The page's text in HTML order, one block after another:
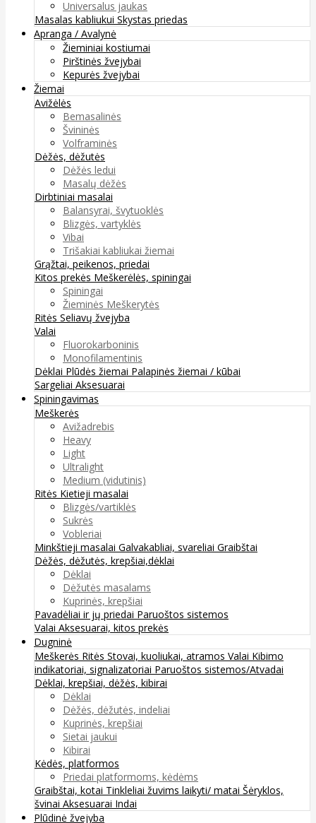
Universalus jaukas
Masalas kabliukui Skystas priedas
Apranga / Avalynė
Žieminiai kostiumai
Pirštinės žvejybai
Kepurės žvejybai
Žiemai
Avižėlės
Bemasalinės
Švininės
Volframinės
Dėžės, dėžutės
Dėžės ledui
Masalų dėžės
Dirbtiniai masalai
Balansyrai, švytuoklės
Blizgės, vartyklės
Vibai
Trišakiai kabliukai žiemai
Grąžtai, peikenos, priedai
Kitos prekės Meškerėlės, spiningai
Spiningai
Žieminės Meškerytės
Ritės Seliavų žvejyba
Valai
Fluorokarboninis
Monofilamentinis
Dėklai Plūdės žiemai Palapinės žiemai / kūbai
Sargeliai Aksesuarai
Spiningavimas
Meškerės
Avižadrebis
Heavy
Light
Ultralight
Medium (vidutinis)
Ritės Kietieji masalai
Blizgės/vartiklės
Sukrės
Vobleriai
Minkštieji masalai Galvakabliai, svareliai Graibštai
Dėžės, dėžutės, krepšiai,dėklai
Dėklai
Dėžutės masalams
Kuprinės, krepšiai
Pavadėliai ir jų priedai Paruoštos sistemos
Valai Aksesuarai, kitos prekės
Dugninė
Meškerės Ritės Stovai, kuoliukai, atramos Valai Kibimo
indikatoriai, signalizatoriai Paruoštos sistemos/Atvadai
Dėklai, krepšiai, dėžės, kibirai
Dėklai
Dėžės, dėžutės, indeliai
Kuprinės, krepšiai
Sietai jaukui
Kibirai
Kėdės, platformos
Priedai platformoms, kėdėms
Graibštai, kotai Tinkleliai žuvims laikyti/ matai Šėryklos,
švinai Aksesuarai Indai
Plūdinė žvejyba